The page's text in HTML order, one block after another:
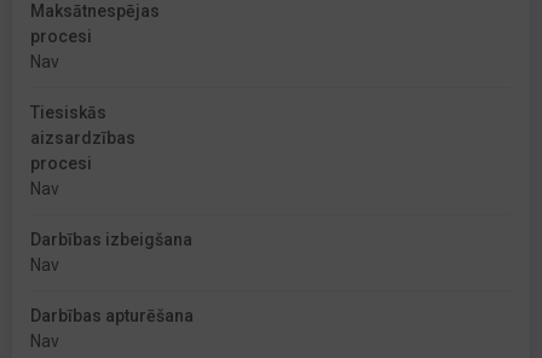
Maksātnespējas
procesi
Nav
Tiesiskās
aizsardzības
procesi
Nav
Darbības izbeigšana
Nav
Darbības apturēšana
Nav